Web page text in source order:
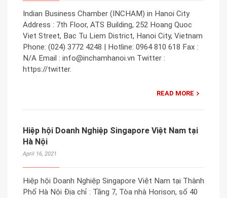
Indian Business Chamber (INCHAM) in Hanoi City
Address : 7th Floor, ATS Building, 252 Hoang Quoc
Viet Street, Bac Tu Liem District, Hanoi City, Vietnam
Phone: (024) 3772 4248 | Hotline: 0964 810 618 Fax :
N/A Email : info@inchamhanoi.vn Twitter :
https://twitter.
READ MORE
Hiệp hội Doanh Nghiệp Singapore Việt Nam tại
Hà Nội
April 16, 2021
Hiệp hội Doanh Nghiệp Singapore Việt Nam tại Thành
Phố Hà Nội Địa chỉ : Tầng 7, Tòa nhà Horison, số 40